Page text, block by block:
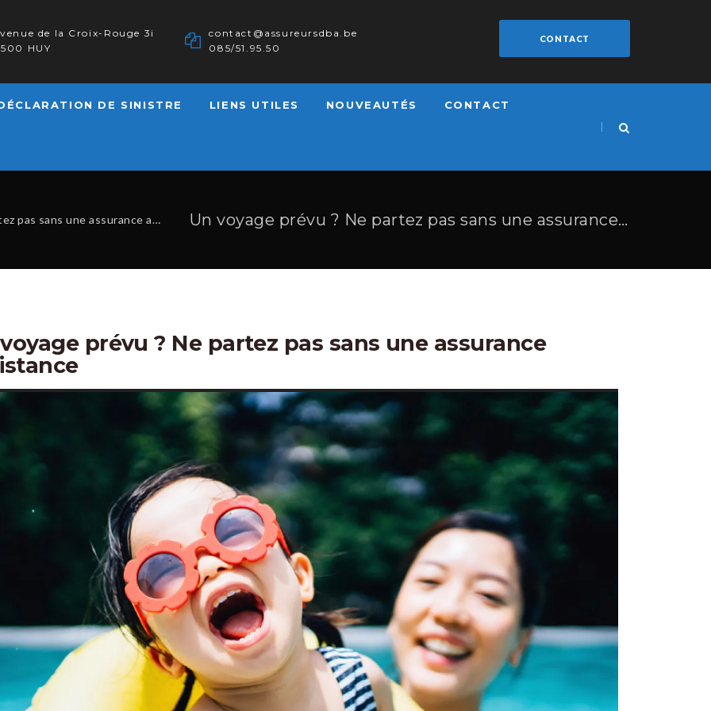
de la Croix-Rouge 3i
HUY
contact@assureursdba.be
085/51.95.50
CONTACT
DE SINISTRE LIENS UTILES NOUVEAUTÉS CONTACT
sans une assurance assistance Un voyage prévu ? Ne partez pas sans une assurance assistance
prévu ? Ne partez pas sans une assurance